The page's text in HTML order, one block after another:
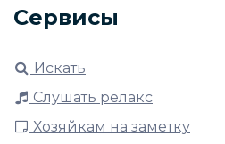
Сервисы
Искать
Слушать релакс
Хозяйкам на заметку